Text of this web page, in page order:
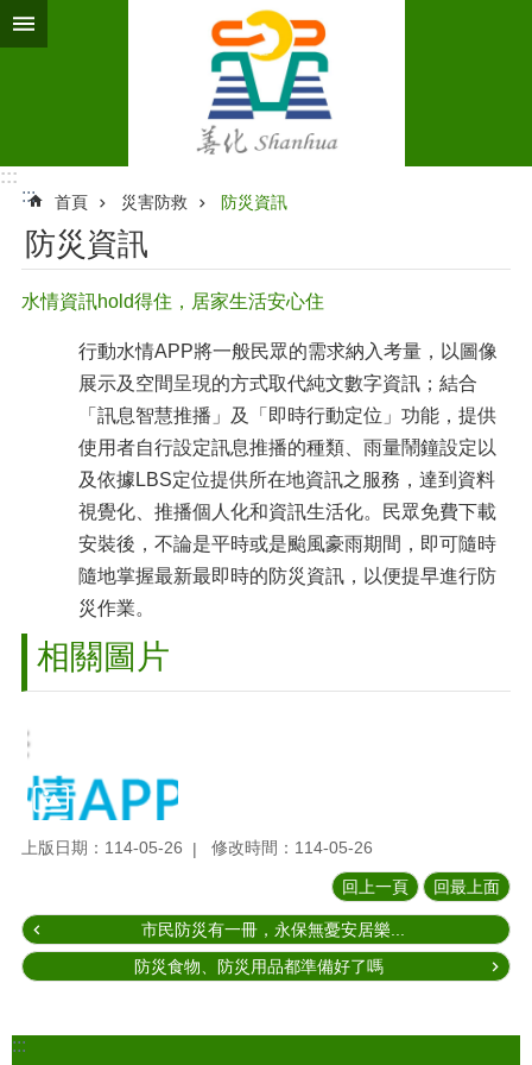
跳到主要內容區塊
:::
:::
首頁 災害防救 防災資訊
防災資訊
水情資訊hold得住，居家生活安心住
行動水情APP將一般民眾的需求納入考量，以圖像
展示及空間呈現的方式取代純文數字資訊；結合
「訊息智慧推播」及「即時行動定位」功能，提供
使用者自行設定訊息推播的種類、雨量鬧鐘設定以
及依據LBS定位提供所在地資訊之服務，達到資料
視覺化、推播個人化和資訊生活化。民眾免費下載
安裝後，不論是平時或是颱風豪雨期間，即可隨時
隨地掌握最新最即時的防災資訊，以便提早進行防
災作業。
相關圖片
上版日期：114-05-26 修改時間：114-05-26
回上一頁 回最上面
市民防災有一冊，永保無憂安居樂...
防災食物、防災用品都準備好了嗎
:::